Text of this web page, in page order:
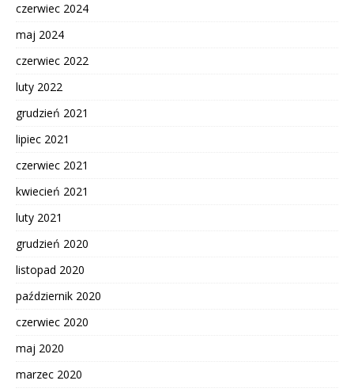
czerwiec 2024
maj 2024
czerwiec 2022
luty 2022
grudzień 2021
lipiec 2021
czerwiec 2021
kwiecień 2021
luty 2021
grudzień 2020
listopad 2020
październik 2020
czerwiec 2020
maj 2020
marzec 2020